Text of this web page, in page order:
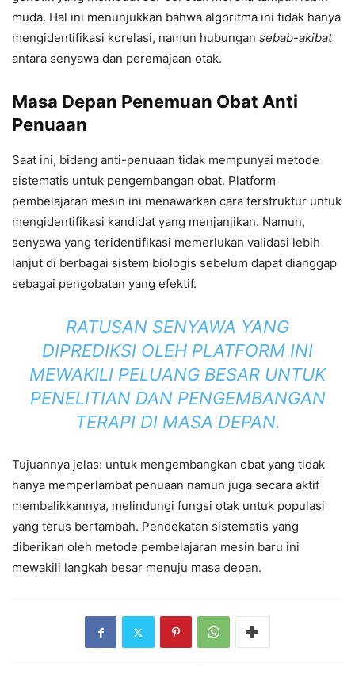
muda. Hal ini menunjukkan bahwa algoritma ini tidak hanya
mengidentifikasi korelasi, namun hubungan sebab-akibat
antara senyawa dan peremajaan otak.
Masa Depan Penemuan Obat Anti
Penuaan
Saat ini, bidang anti-penuaan tidak mempunyai metode
sistematis untuk pengembangan obat. Platform
pembelajaran mesin ini menawarkan cara terstruktur untuk
mengidentifikasi kandidat yang menjanjikan. Namun,
senyawa yang teridentifikasi memerlukan validasi lebih
lanjut di berbagai sistem biologis sebelum dapat dianggap
sebagai pengobatan yang efektif.
RATUSAN SENYAWA YANG
DIPREDIKSI OLEH PLATFORM INI
MEWAKILI PELUANG BESAR UNTUK
PENELITIAN DAN PENGEMBANGAN
TERAPI DI MASA DEPAN.
Tujuannya jelas: untuk mengembangkan obat yang tidak
hanya memperlambat penuaan namun juga secara aktif
membalikkannya, melindungi fungsi otak untuk populasi
yang terus bertambah. Pendekatan sistematis yang
diberikan oleh metode pembelajaran mesin baru ini
mewakili langkah besar menuju masa depan.